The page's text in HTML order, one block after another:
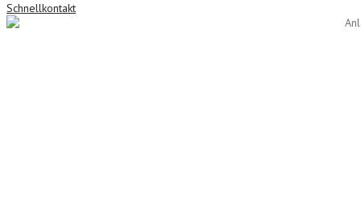
Schnellkontakt